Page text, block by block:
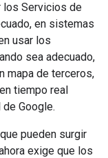
los Servicios de
en sistemas
usar los
sea adecuado,
mapa de terceros,
tiempo real
Google.
pueden surgir
exige que los